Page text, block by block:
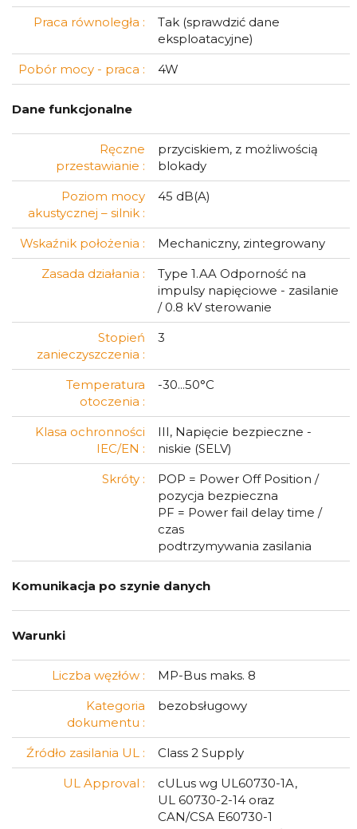
Praca równoległa :
Tak (sprawdzić dane
eksploatacyjne)
Pobór mocy - praca :
4W
Dane funkcjonalne
Ręczne
przestawianie :
przyciskiem, z możliwością
blokady
Poziom mocy
akustycznej – silnik :
45 dB(A)
Wskaźnik położenia :
Mechaniczny, zintegrowany
Zasada działania :
Type 1.AA Odporność na
impulsy napięciowe - zasilanie
/ 0.8 kV sterowanie
Stopień
zanieczyszczenia :
3
Temperatura
otoczenia :
-30...50°C
Klasa ochronności
IEC/EN :
III, Napięcie bezpieczne -
niskie (SELV)
Skróty :
POP = Power Off Position /
pozycja bezpieczna
PF = Power fail delay time /
czas
podtrzymywania zasilania
Komunikacja po szynie danych
Warunki
Liczba węzłów :
MP-Bus maks. 8
Kategoria
dokumentu :
bezobsługowy
Źródło zasilania UL :
Class 2 Supply
UL Approval :
cULus wg UL60730-1A,
UL 60730-2-14 oraz
CAN/CSA E60730-1